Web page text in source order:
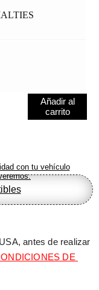
Añadir al
carrito
con tu vehículo
antes de realizar
DE